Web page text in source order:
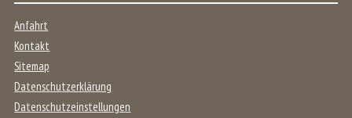
Anfahrt
Kontakt
Sitemap
Datenschutzerklärung
Datenschutzeinstellungen